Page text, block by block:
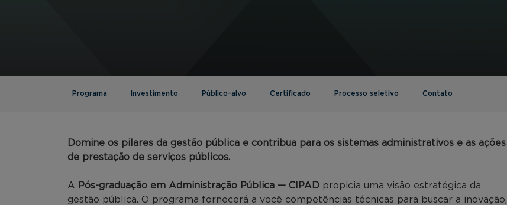
Programa Investimento Público-alvo Certificado Processo seletivo Contato
Domine os pilares da gestão pública e contribua para os sistemas administrativos e as ações
de prestação de serviços públicos.
A Pós-graduação em Administração Pública — CIPAD propicia uma visão estratégica da
gestão pública. O programa fornecerá a você competências técnicas para buscar a inovação,